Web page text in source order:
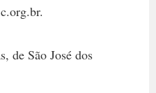
de São José dos